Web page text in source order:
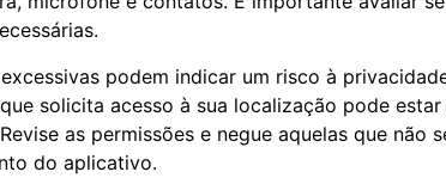
podem indicar um risco à
solicita acesso à sua localização pode
as permissões e negue aquelas que não
do aplicativo.